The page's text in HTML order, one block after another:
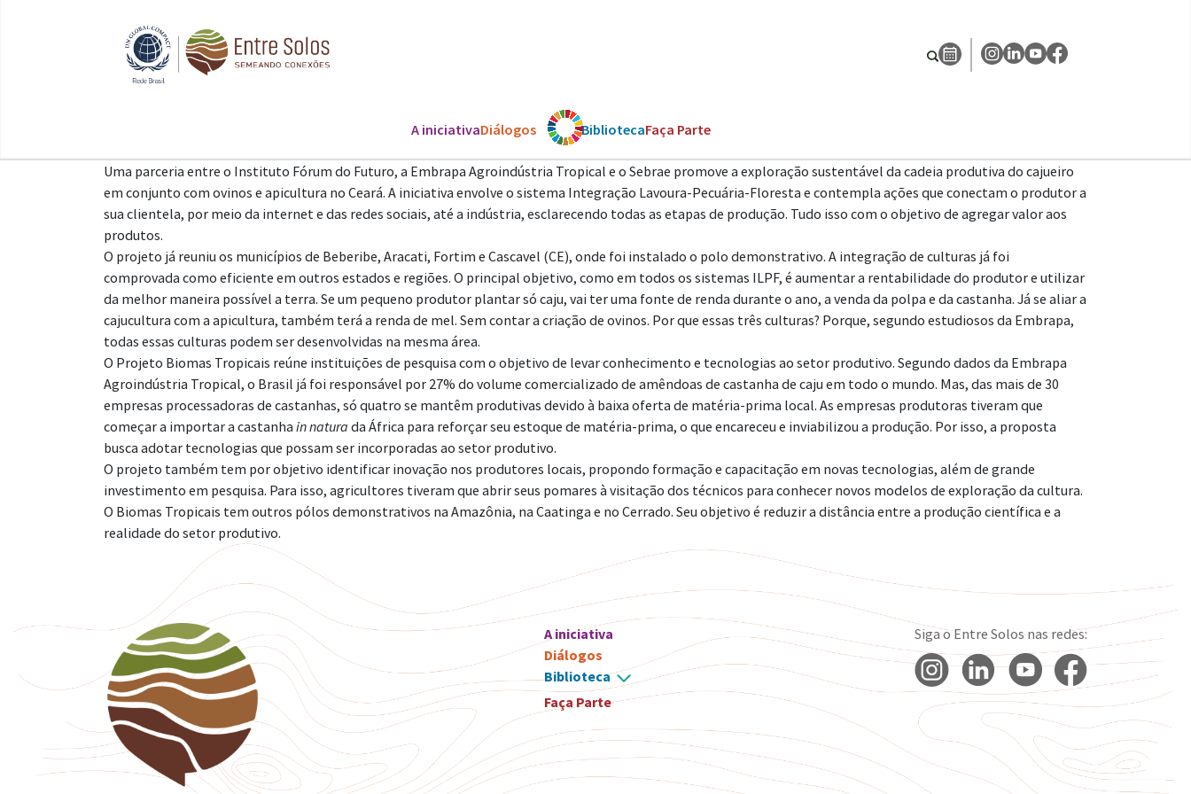
A iniciativaDiálogos Os ODSBibliotecaFaça Parte
Uma parceria entre o Instituto Fórum do Futuro, a Embrapa Agroindústria Tropical e o Sebrae promove a exploração sustentável da cadeia produtiva do cajueiro
em conjunto com ovinos e apicultura no Ceará. A iniciativa envolve o sistema Integração Lavoura-Pecuária-Floresta e contempla ações que conectam o produtor a
sua clientela, por meio da internet e das redes sociais, até a indústria, esclarecendo todas as etapas de produção. Tudo isso com o objetivo de agregar valor aos
produtos.
O projeto já reuniu os municípios de Beberibe, Aracati, Fortim e Cascavel (CE), onde foi instalado o polo demonstrativo. A integração de culturas já foi
comprovada como eficiente em outros estados e regiões. O principal objetivo, como em todos os sistemas ILPF, é aumentar a rentabilidade do produtor e utilizar
da melhor maneira possível a terra. Se um pequeno produtor plantar só caju, vai ter uma fonte de renda durante o ano, a venda da polpa e da castanha. Já se aliar a
cajucultura com a apicultura, também terá a renda de mel. Sem contar a criação de ovinos. Por que essas três culturas? Porque, segundo estudiosos da Embrapa,
todas essas culturas podem ser desenvolvidas na mesma área.
O Projeto Biomas Tropicais reúne instituições de pesquisa com o objetivo de levar conhecimento e tecnologias ao setor produtivo. Segundo dados da Embrapa
Agroindústria Tropical, o Brasil já foi responsável por 27% do volume comercializado de amêndoas de castanha de caju em todo o mundo. Mas, das mais de 30
empresas processadoras de castanhas, só quatro se mantêm produtivas devido à baixa oferta de matéria-prima local. As empresas produtoras tiveram que
começar a importar a castanha in natura da África para reforçar seu estoque de matéria-prima, o que encareceu e inviabilizou a produção. Por isso, a proposta
busca adotar tecnologias que possam ser incorporadas ao setor produtivo.
O projeto também tem por objetivo identificar inovação nos produtores locais, propondo formação e capacitação em novas tecnologias, além de grande
investimento em pesquisa. Para isso, agricultores tiveram que abrir seus pomares à visitação dos técnicos para conhecer novos modelos de exploração da cultura.
O Biomas Tropicais tem outros pólos demonstrativos na Amazônia, na Caatinga e no Cerrado. Seu objetivo é reduzir a distância entre a produção científica e a
realidade do setor produtivo.
A iniciativa
Diálogos
Biblioteca
Faça Parte
Siga o Entre Solos nas redes: